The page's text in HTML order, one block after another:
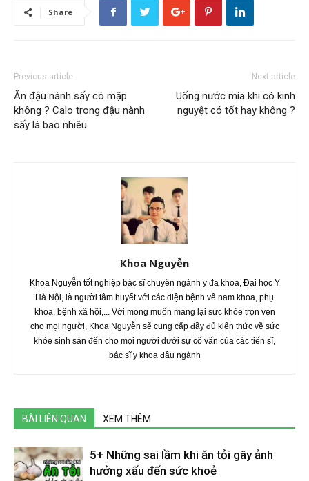
Share
Previous article
Ăn đậu nành sấy có mập
không ? Calo trong đậu nành
sấy là bao nhiêu
Next article
Uống nước mía khi có kinh
nguyệt có tốt hay không ?
Khoa Nguyễn
Khoa Nguyễn tốt nghiệp bác sĩ chuyên ngành y đa khoa, Đại học Y
Hà Nội, là người tâm huyết với các diện bệnh về nam khoa, phụ
khoa, bệnh xã hội,... Với mong muốn mang lại sức khỏe trọn vẹn
cho mọi người, Khoa Nguyễn sẽ cung cấp đầy đủ kiến thức về sức
khỏe sinh sản đến cho mọi người dưới sự cố vấn của các tiến sĩ,
bác sĩ y khoa đầu ngành
BÀI LIÊN QUAN XEM THÊM
5+ Những sai lầm khi ăn tỏi gây ảnh
hưởng xấu đến sức khoẻ